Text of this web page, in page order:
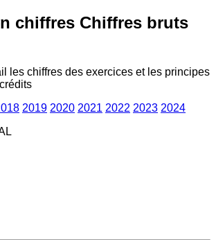
chiffres Chiffres bruts
les chiffres des exercices et les principes
2019 2020 2021 2022 2023 2024